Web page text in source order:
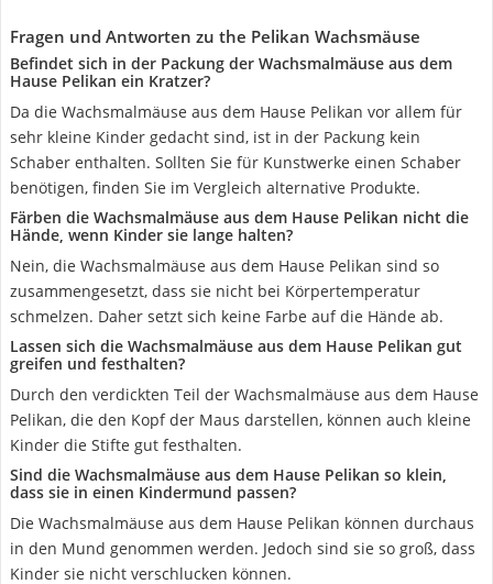
Fragen und Antworten zu the Pelikan Wachsmäuse
Befindet sich in der Packung der Wachsmalmäuse aus dem
Hause Pelikan ein Kratzer?
Da die Wachsmalmäuse aus dem Hause Pelikan vor allem für
sehr kleine Kinder gedacht sind, ist in der Packung kein
Schaber enthalten. Sollten Sie für Kunstwerke einen Schaber
benötigen, finden Sie im Vergleich alternative Produkte.
Färben die Wachsmalmäuse aus dem Hause Pelikan nicht die
Hände, wenn Kinder sie lange halten?
Nein, die Wachsmalmäuse aus dem Hause Pelikan sind so
zusammengesetzt, dass sie nicht bei Körpertemperatur
schmelzen. Daher setzt sich keine Farbe auf die Hände ab.
Lassen sich die Wachsmalmäuse aus dem Hause Pelikan gut
greifen und festhalten?
Durch den verdickten Teil der Wachsmalmäuse aus dem Hause
Pelikan, die den Kopf der Maus darstellen, können auch kleine
Kinder die Stifte gut festhalten.
Sind die Wachsmalmäuse aus dem Hause Pelikan so klein,
dass sie in einen Kindermund passen?
Die Wachsmalmäuse aus dem Hause Pelikan können durchaus
in den Mund genommen werden. Jedoch sind sie so groß, dass
Kinder sie nicht verschlucken können.